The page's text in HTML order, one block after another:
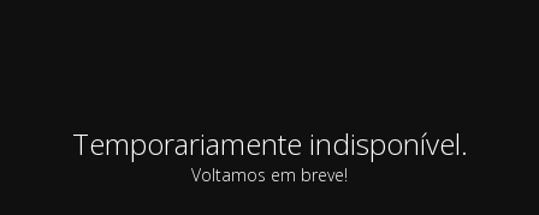
Temporariamente indisponível.
Voltamos em breve!